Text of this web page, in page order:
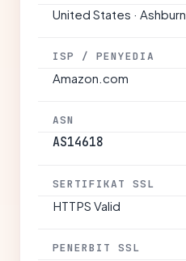
United States · Ashburn
ISP / PENYEDIA
Amazon.com
ASN
AS14618
SERTIFIKAT SSL
HTTPS Valid
PENERBIT SSL